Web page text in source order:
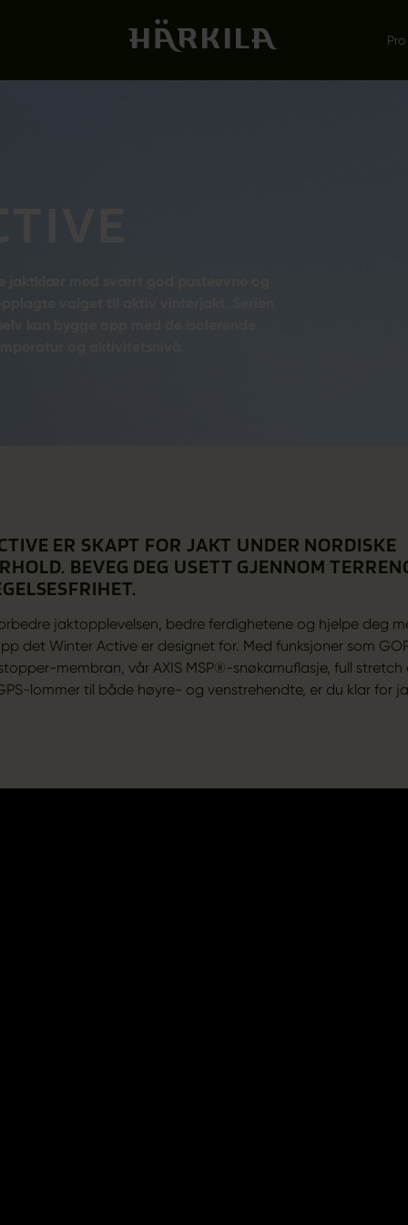
ER SKAPT FOR JAKT UNDER NORDISKE
BEVEG DEG USETT GJENNOM
jaktopplevelsen, bedre ferdighetene og hjelpe deg
det Winter Active er designet for. Med funksjoner som
membran, vår AXIS MSP®-snøkamuflasje, full
lommer til både høyre- og venstrehendte, er du klar for